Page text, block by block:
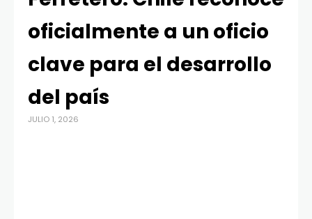
oficialmente a un oficio
clave para el desarrollo
del país
JULIO 1, 2026